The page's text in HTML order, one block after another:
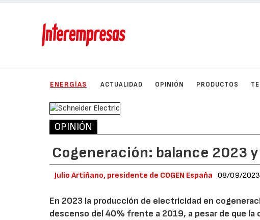
ENERGÍAS ACTUALIDAD OPINIÓN PRODUCTOS
OPINIÓN
Cogeneración: balance 2023
Julio Artiñano, presidente de COGEN España 08/09/2023
En 2023 la producción de electricidad en
descenso del 40% frente a 2019, a pesar de que